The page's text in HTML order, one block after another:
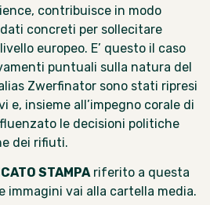
contribuisce in modo
concreti per sollecitare
europeo. E’ questo il caso
puntuali sulla natura del
Zwerfinator sono stati ripresi
e, insieme all’impegno corale di
le decisioni politiche
dei rifiuti.
STAMPAriferito a questa
immagini vai alla cartella media.